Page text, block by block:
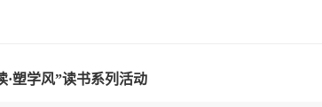
·塑学风”读书系列活动